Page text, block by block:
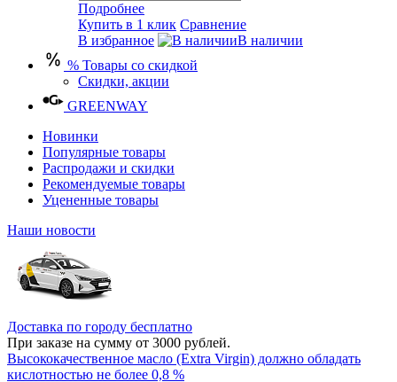
Подробнее
Купить в 1 клик Сравнение
В избранное
В наличии
% Товары со скидкой
Скидки, акции
GREENWAY
Новинки
Популярные товары
Распродажи и скидки
Рекомендуемые товары
Уцененные товары
Наши новости
Доставка по городу бесплатно
При заказе на сумму от 3000 рублей.
Высококачественное масло (Extra Virgin) должно обладать
кислотностью не более 0,8 %